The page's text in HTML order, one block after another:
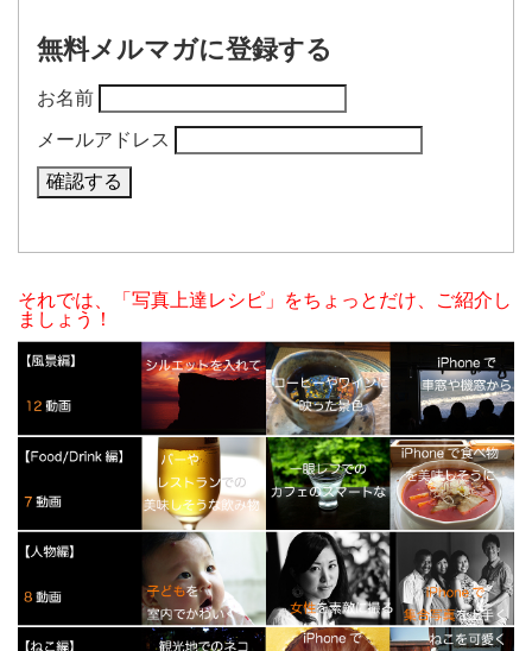
無料メルマガに登録する
お名前
メールアドレス
それでは、「写真上達レシピ」をちょっとだけ、ご紹介し
ましょう！